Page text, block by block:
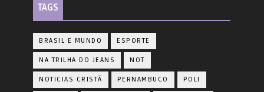
TAGS
BRASIL E MUNDO ESPORTE
NA TRILHA DO JEANS NOT
NOTICIAS CRISTÃ PERNAMBUCO POLI